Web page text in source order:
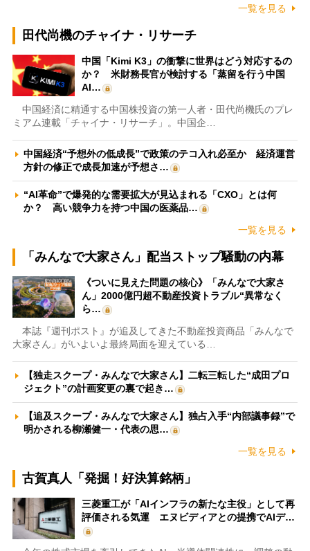
一覧を見る
田代尚機のチャイナ・リサーチ
中国「Kimi K3」の衝撃に世界はどう対応するの
か？ 米財務長官が検討する「蒸留を行う中国
AI…
中国経済に精通する中国株投資の第一人者・田代尚機氏のプレ
ミアム連載「チャイナ・リサーチ」。中国企…
中国経済“予想外の低成長”で政策のテコ入れ必至か 経済運営
方針の修正で成長加速が予想さ…
“AI革命”で爆発的な需要拡大が見込まれる「CXO」とは何
か？ 高い競争力を持つ中国の医薬品…
一覧を見る
「みんなで大家さん」配当ストップ騒動の内幕
《ついに見えた問題の核心》「みんなで大家さ
ん」2000億円超不動産投資トラブル“異常なく
ら…
本誌『週刊ポスト』が追及してきた不動産投資商品「みんなで
大家さん」がいよいよ最終局面を迎えている…
【独走スクープ・みんなで大家さん】二転三転した“成田プロ
ジェクト”の計画変更の裏で起き…
【追及スクープ・みんなで大家さん】独占入手“内部議事録”で
明かされる柳瀬健一・代表の思…
一覧を見る
古賀真人「発掘！好決算銘柄」
三菱重工が「AIインフラの新たな主役」として再
評価される気運 エヌビディアとの提携でAIデ…